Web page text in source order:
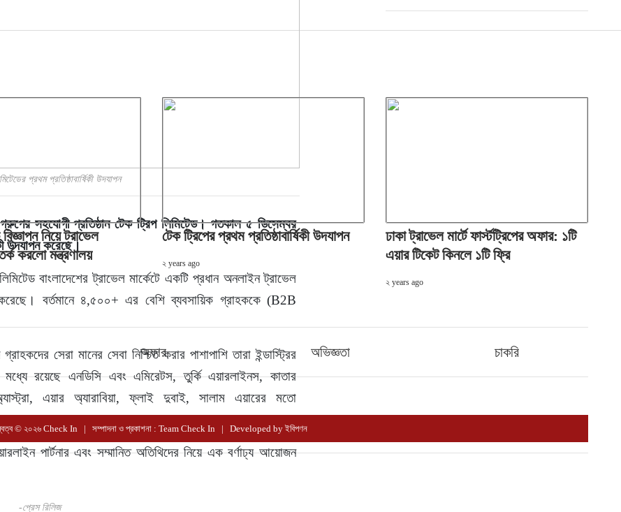
প্রথম প্রতিষ্ঠাবার্ষিকী উদযাপন
গ্রুপের সহযোগী প্রতিষ্ঠান টেক ট্রিপ লিমিটেড। গতকাল ৫ ডিসেম্বর
উদযাপন করেছে।
বাংলাদেশের ট্রাভেল মার্কেটে একটি প্রধান অনলাইন ট্রাভেল
বর্তমানে ৪,৫০০+ এর বেশি ব্যবসায়িক গ্রাহককে (B2B
সেরা মানের সেবা নিশ্চিত করার পাশাপাশি তারা ইন্ডাস্ট্রির
রয়েছে এনডিসি এবং এমিরেটস, তুর্কি এয়ারলাইনস, কাতার
এয়ার অ্যারাবিয়া, ফ্লাই দুবাই, সালাম এয়ারের মতো
পার্টনার এবং সম্মানিত অতিথিদের নিয়ে এক বর্ণাঢ্য আয়োজন
-প্রেস রিলিজ
নিয়ে ট্রাভেল
করলো মন্ত্রণালয়
টেক ট্রিপের প্রথম প্রতিষ্ঠাবার্ষিকী উদযাপন
২ years ago
ঢাকা ট্রাভেল মার্টে ফার্স্টট্রিপের অফার: ১টি
এয়ার টিকেট কিনলে ১টি ফ্রি
২ years ago
অফার অভিজ্ঞতা চাকরি
© ২০২৬ Check In | সম্পাদনা ও প্রকাশনা : Team Check In | Developed byইবিপণন